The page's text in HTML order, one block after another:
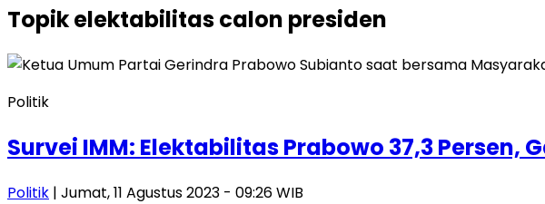
Topikelektabilitas calon presiden
Politik
Survei IMM: Elektabilitas Prabowo 37,3 Persen,
Politik | Jumat, 11 Agustus 2023 - 09:26 WIB